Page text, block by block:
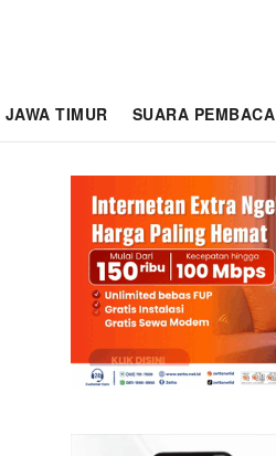
JAWA TIMUR SUARA PEMBACA